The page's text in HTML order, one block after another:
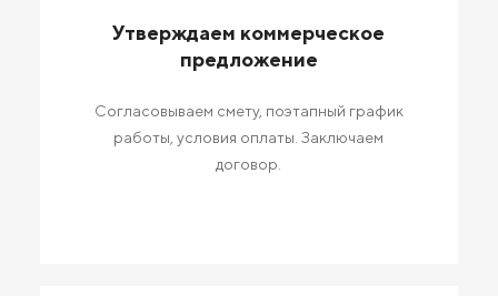
Утверждаем коммерческое
предложение
Согласовываем смету, поэтапный график
работы, условия оплаты. Заключаем
договор.